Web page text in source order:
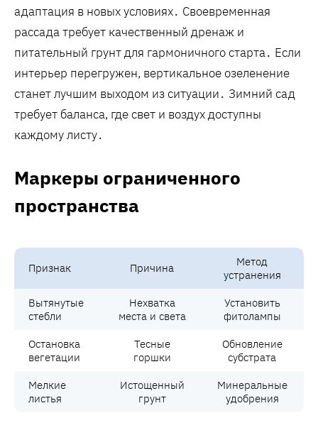
адаптация в новых условиях․ Своевременная
рассада требует качественный дренаж и
питательный грунт для гармоничного старта․ Если
интерьер перегружен, вертикальное озеленение
станет лучшим выходом из ситуации․ Зимний сад
требует баланса, где свет и воздух доступны
каждому листу․
Маркеры ограниченного
пространства
Признак Причина
Метод
устранения
Вытянутые
стебли
Нехватка
места и света
Установить
фитолампы
Остановка
вегетации
Тесные
горшки
Обновление
субстрата
Мелкие
листья
Истощенный
грунт
Минеральные
удобрения